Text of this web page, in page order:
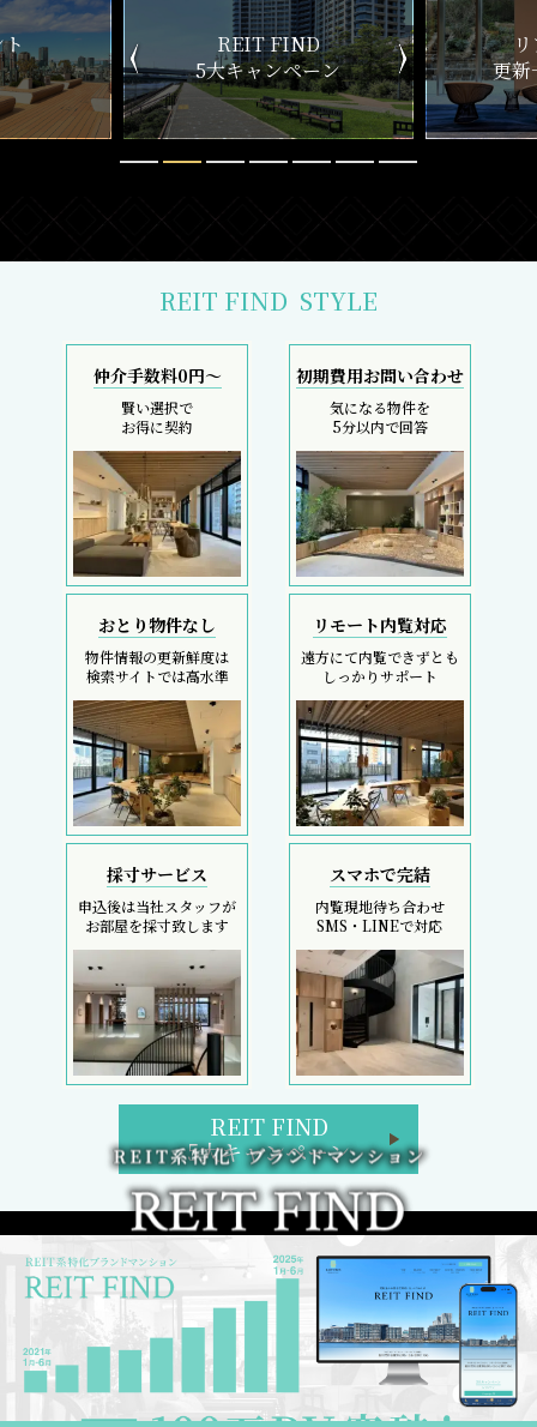
ン
リアルタイム
更新一覧チェック
新
REIT FIND STYLE
仲介手数料0円～
賢い選択で
お得に契約
初期費用お問い合わせ
気になる物件を
5分以内で回答
おとり物件なし
物件情報の更新鮮度は
検索サイトでは高水準
リモート内覧対応
遠方にて内覧できずとも
しっかりサポート
採寸サービス
申込後は当社スタッフが
お部屋を採寸致します
スマホで完結
内覧現地待ち合わせ
SMS・LINEで対応
REIT FIND
5大キャンペーン